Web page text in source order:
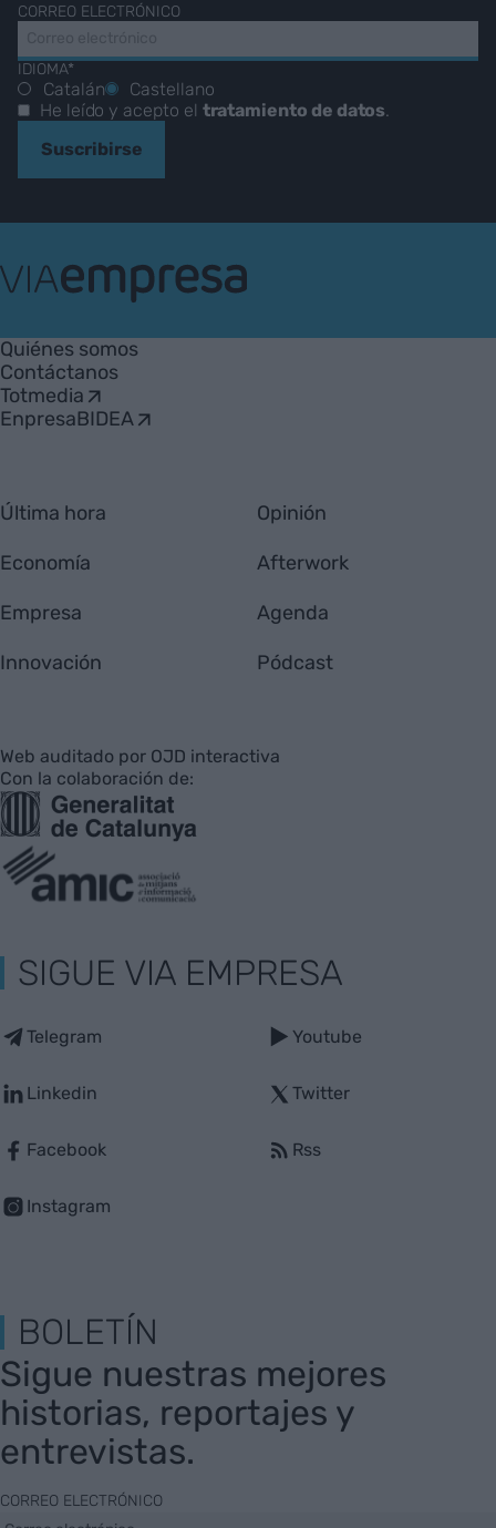
CORREO ELECTRÓNICO
IDIOMA*
Catalán
Castellano
He leído y acepto el tratamiento de datos.
Suscribirse
Empresa
Quiénes somos
Contáctanos
Totmedia
EnpresaBIDEA
Última hora
Economía
Empresa
Innovación
Opinión
Afterwork
Agenda
Pódcast
Web auditado por OJD interactiva
Con la colaboración de:
SIGUE VIA EMPRESA
Telegram
Linkedin
Facebook
Instagram
Youtube
Twitter
Rss
BOLETÍN
Sigue nuestras mejores
historias, reportajes y
entrevistas.
CORREO ELECTRÓNICO